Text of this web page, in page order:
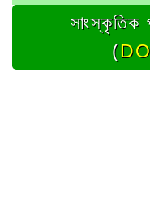
সাংস্কৃতিক
(